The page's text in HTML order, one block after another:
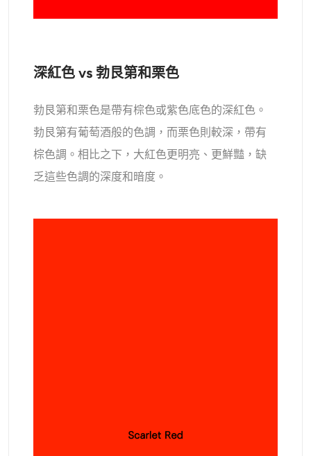
深紅色 vs 勃艮第和栗色
勃艮第和栗色是帶有棕色或紫色底色的深紅色。
勃艮第有葡萄酒般的色調，而栗色則較深，帶有
棕色調。相比之下，大紅色更明亮、更鮮豔，缺
乏這些色調的深度和暗度。